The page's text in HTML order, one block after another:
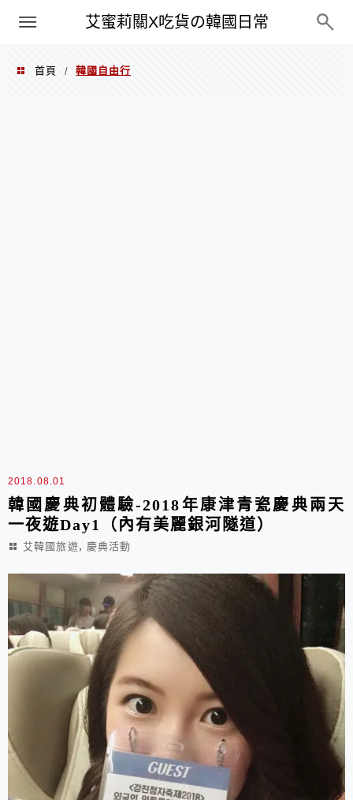
艾蜜莉關X吃貨の韓國日常
PXN
首頁 / 韓國自由行
2018.08.01
韓國慶典初體驗-2018年康津青瓷慶典兩天
一夜遊Day1（內有美麗銀河隧道）
艾韓國旅遊, 慶典活動